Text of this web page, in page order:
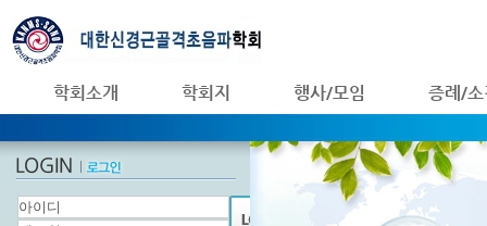
학회소개 학회지 행사/모임 증례/소